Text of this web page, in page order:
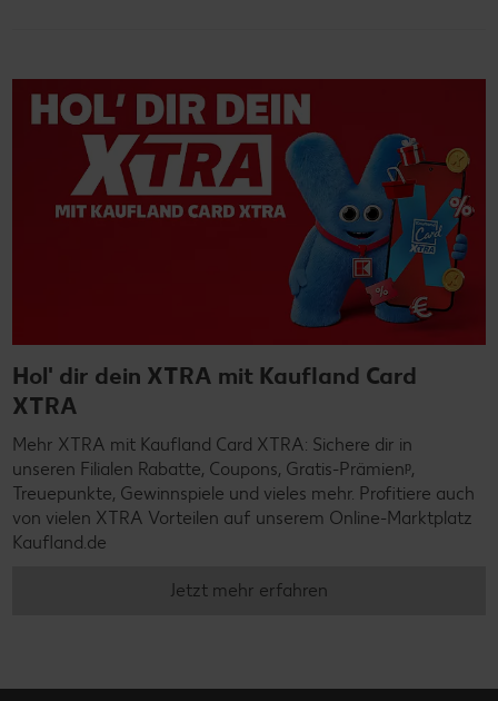
Hol' dir dein XTRA mit Kaufland Card
XTRA
Mehr XTRA mit Kaufland Card XTRA: Sichere dir in
unseren Filialen Rabatte, Coupons, Gratis-Prämienᵖ,
Treuepunkte, Gewinnspiele und vieles mehr. Profitiere auch
von vielen XTRA Vorteilen auf unserem Online-Marktplatz
Kaufland.de
Jetzt mehr erfahren